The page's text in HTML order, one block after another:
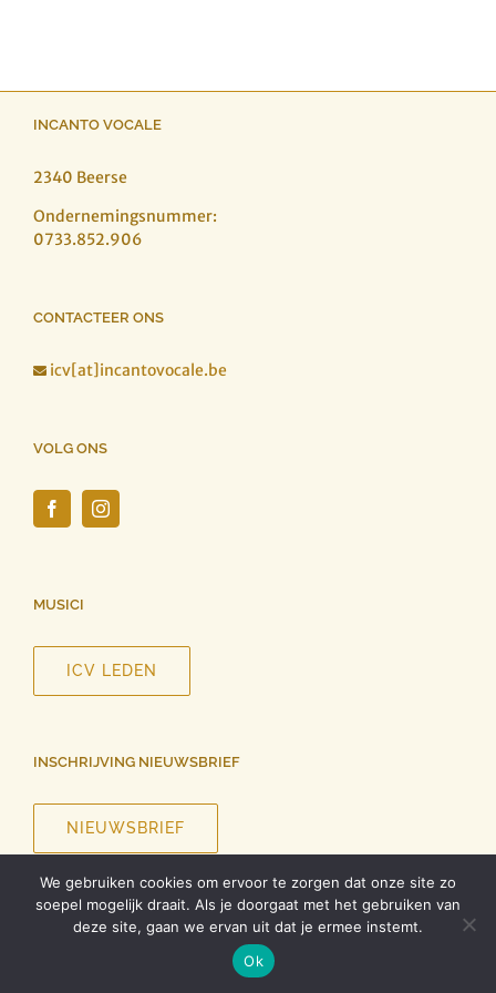
INCANTO VOCALE
2340 Beerse
Ondernemingsnummer:
0733.852.906
CONTACTEER ONS
 icv[at]incantovocale.be
VOLG ONS
MUSICI
ICV LEDEN
INSCHRIJVING NIEUWSBRIEF
NIEUWSBRIEF
2026 InCanto Vocale | Alle rechten voorbehouden |
| Ontwerp website
We gebruiken cookies om ervoor te zorgen dat onze site zo
soepel mogelijk draait. Als je doorgaat met het gebruiken van
deze site, gaan we ervan uit dat je ermee instemt.
Ok